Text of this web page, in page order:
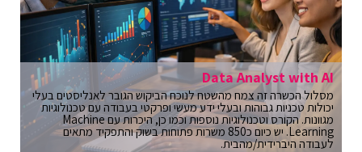
Data Analyst with AI
מסלול הכשרה זה צמח מהשטח לנוכח הביקוש הגובר לאנליסטים בעלי
יכולות טכניות גבוהות ובעלי ידע מעשי ופרקטי בעבודה עם טכנולוגיות
מגוונות. הקורס וטכנולוגיות נוספות וכמו כן, היכרות עם Machine
Learning. יש כיום כ850 משרות פתוחות בשוק והתפקיד מתאים
לעבודה היברידית/מהבית.